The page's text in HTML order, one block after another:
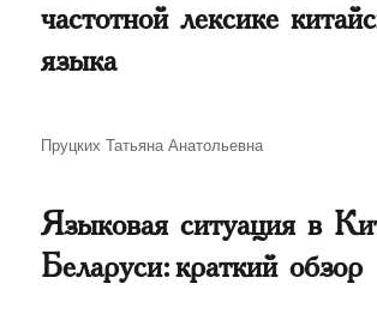
частотной лексике
языка
Автор
Пруцких Татьяна Анатольевна
Языковая ситуация в
Беларуси: краткий обзор